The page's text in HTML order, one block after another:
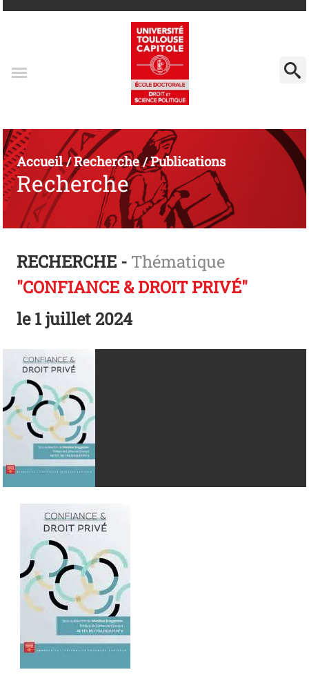
Accueil/Recherche/Publications
Recherche
RECHERCHE - Thématique
"CONFIANCE & DROIT PRIVÉ"
le1 juillet 2024